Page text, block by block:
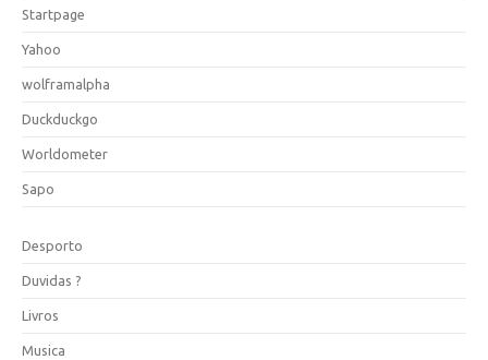
Startpage
Yahoo
wolframalpha
Duckduckgo
Worldometer
Sapo
Desporto
Duvidas ?
Livros
Musica